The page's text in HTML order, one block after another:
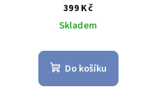
399 Kč
Skladem
Do košíku